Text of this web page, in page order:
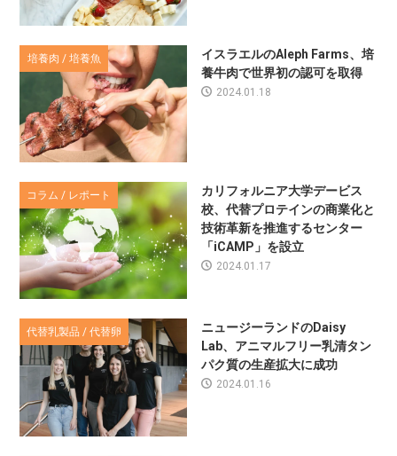
培養肉 / 培養魚
イスラエルのAleph Farms、培
養牛肉で世界初の認可を取得
2024.01.18
コラム / レポート
カリフォルニア大学デービス
校、代替プロテインの商業化と
技術革新を推進するセンター
「iCAMP」を設立
2024.01.17
代替乳製品 / 代替卵
ニュージーランドのDaisy
Lab、アニマルフリー乳清タン
パク質の生産拡大に成功
2024.01.16